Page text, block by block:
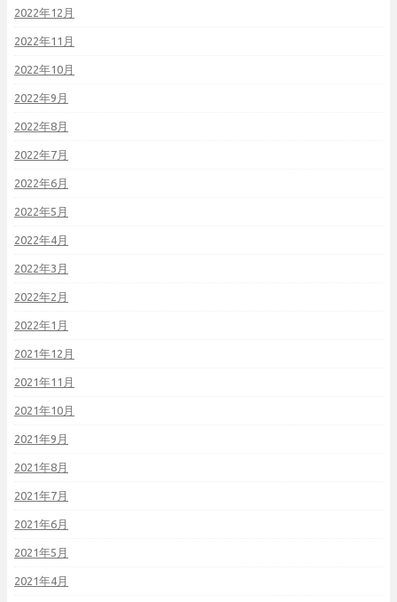
2022年12月
2022年11月
2022年10月
2022年9月
2022年8月
2022年7月
2022年6月
2022年5月
2022年4月
2022年3月
2022年2月
2022年1月
2021年12月
2021年11月
2021年10月
2021年9月
2021年8月
2021年7月
2021年6月
2021年5月
2021年4月